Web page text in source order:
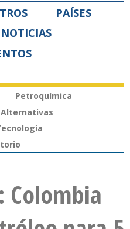
PAÍSES
NOTICIAS
Petroquímica
Colombia